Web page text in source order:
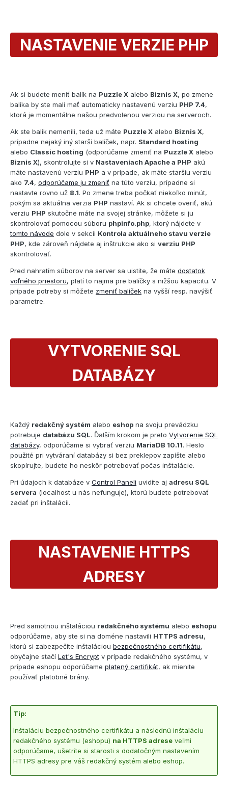
NASTAVENIE VERZIE PHP
Ak si budete meniť balík na Puzzle X alebo Biznis X, po zmene
balíka by ste mali mať automaticky nastavenú verziu PHP 7.4,
ktorá je momentálne našou predvolenou verziou na serveroch.
Ak ste balík nemenili, teda už máte Puzzle X alebo Biznis X,
prípadne nejaký iný starší balíček, napr. Standard hosting
alebo Classic hosting (odporúčame zmeniť na Puzzle X alebo
Biznis X), skontrolujte si v Nastaveniach Apache a PHP akú
máte nastavenú verziu PHP a v prípade, ak máte staršiu verziu
ako 7.4, odporúčame ju zmeniť na túto verziu, prípadne si
nastavte rovno už 8.1. Po zmene treba počkať niekoľko minút,
pokým sa aktuálna verzia PHP nastaví. Ak si chcete overiť, akú
verziu PHP skutočne máte na svojej stránke, môžete si ju
skontrolovať pomocou súboru phpinfo.php, ktorý nájdete v
tomto návode dole v sekcii Kontrola aktuálneho stavu verzie
PHP, kde zároveň nájdete aj inštrukcie ako si verziu PHP
skontrolovať.
Pred nahratím súborov na server sa uistite, že máte dostatok
voľného priestoru, platí to najmä pre balíčky s nižšou kapacitu. V
prípade potreby si môžete zmeniť balíček na vyšší resp. navýšiť
parametre.
VYTVORENIE SQL
DATABÁZY
Každý redakčný systém alebo eshop na svoju prevádzku
potrebuje databázu SQL. Ďalším krokom je preto Vytvorenie SQL
databázy, odporúčame si vybrať verziu MariaDB 10.11. Heslo
použité pri vytváraní databázy si bez preklepov zapíšte alebo
skopírujte, budete ho neskôr potrebovať počas inštalácie.
Pri údajoch k databáze v Control Paneli uvidíte aj adresu SQL
servera (localhost u nás nefunguje), ktorú budete potrebovať
zadať pri inštalácii.
NASTAVENIE HTTPS
ADRESY
Pred samotnou inštaláciou redakčného systému alebo eshopu
odporúčame, aby ste si na doméne nastavili HTTPS adresu,
ktorú si zabezpečíte inštaláciou bezpečnostného certifikátu,
obyčajne stačí Let's Encrypt v prípade redakčného systému, v
prípade eshopu odporúčame platený certifikát, ak mienite
používať platobné brány.
Tip:
Inštaláciu bezpečnostného certifikátu a následnú inštaláciu
redakčného systému (eshopu) na HTTPS adrese veľmi
odporúčame, ušetríte si starosti s dodatočným nastavením
HTTPS adresy pre váš redakčný systém alebo eshop.